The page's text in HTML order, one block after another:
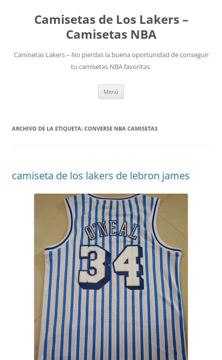
Camisetas de Los Lakers –
Camisetas NBA
Camisetas Lakers – No pierdas la buena oportunidad de conseguir
tu camisetas NBA favoritas.
Menú
ARCHIVO DE LA ETIQUETA: CONVERSE NBA CAMISETAS
camiseta de los lakers de lebron james